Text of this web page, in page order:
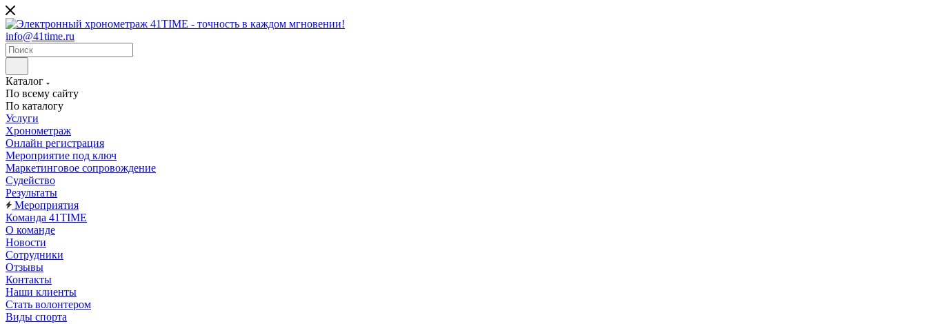
info@41time.ru
Каталог
По всему сайту
По каталогу
Услуги
Хронометраж
Онлайн регистрация
Мероприятие под ключ
Маркетинговое сопровождение
Судейство
Результаты
Мероприятия
Команда 41TIME
О команде
Новости
Сотрудники
Отзывы
Контакты
Наши клиенты
Стать волонтером
Виды спорта